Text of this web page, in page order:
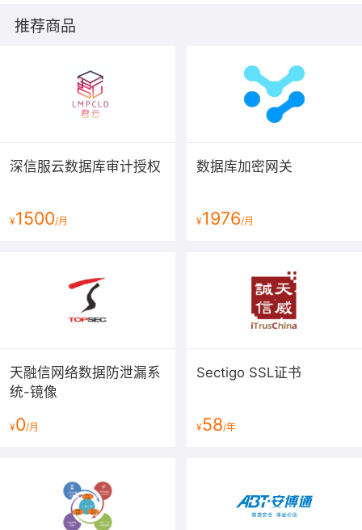
4.数据库特权管控
功能级权限管控策略
推荐商品
深信服云数据库审计授权
¥1500/月
数据库加密网关
¥1976/月
天融信网络数据防泄漏系
统-镜像
¥0/月
Sectigo SSL证书
¥58/年